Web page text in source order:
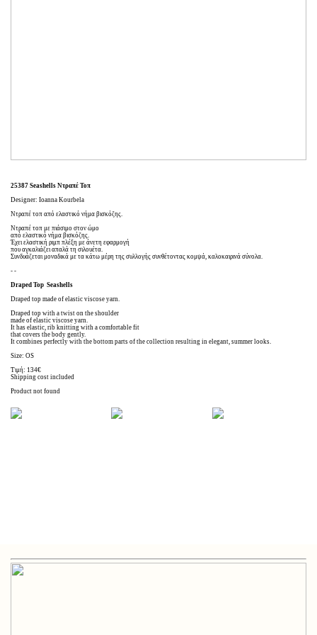
25387 Seashells Ντραπέ Τοπ
Designer: Ioanna Kourbela
Ντραπέ τοπ από ελαστικό νήμα βισκόζης.
Ντραπέ τοπ με πιάσιμο στον ώμο
από ελαστικό νήμα βισκόζης.
Έχει ελαστική ριμπ πλέξη με άνετη εφαρμογή
που αγκαλιάζει απαλά τη σιλουέτα.
Συνδυάζεται μοναδικά με τα κάτω μέρη της συλλογής συνθέτοντας κομψά, καλοκαιρινά σύνολα.
- -
Draped Top Seashells
Draped top made of elastic viscose yarn.
Draped top with a twist on the shoulder
made of elastic viscose yarn.
It has elastic, rib knitting with a comfortable fit
that covers the body gently.
It combines perfectly with the bottom parts of the collection resulting in elegant, summer looks.
Size: OS
Τιμή: 134€
Shipping cost included
Product not found